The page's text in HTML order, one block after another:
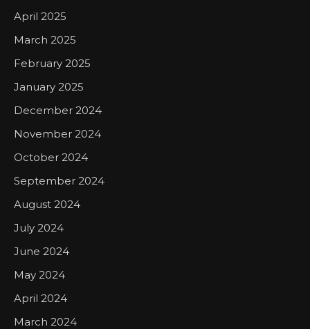
April 2025
March 2025
February 2025
January 2025
December 2024
November 2024
October 2024
September 2024
August 2024
July 2024
June 2024
May 2024
April 2024
March 2024